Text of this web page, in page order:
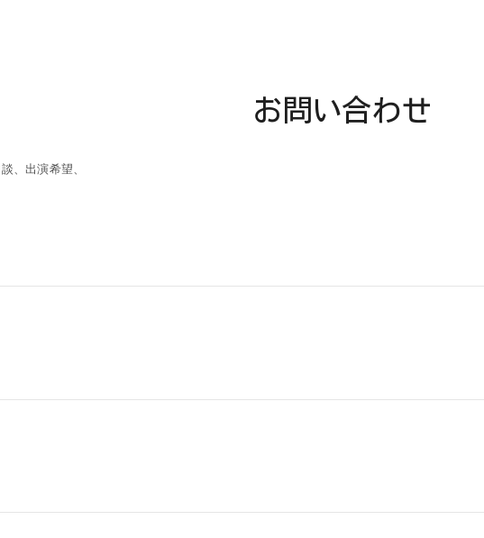
お問い合わせ
、出演希望、